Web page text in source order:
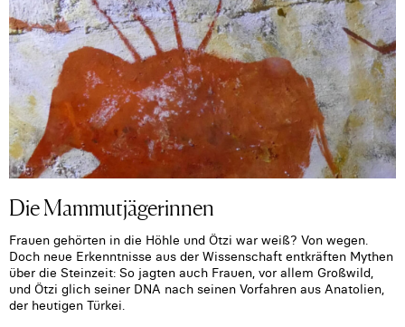
Die Mammutjägerinnen
Frauen gehörten in die Höhle und Ötzi war weiß? Von wegen.
Doch neue Erkenntnisse aus der Wissenschaft entkräften Mythen
über die Steinzeit: So jagten auch Frauen, vor allem Großwild,
und Ötzi glich seiner DNA nach seinen Vorfahren aus Anatolien,
der heutigen Türkei.